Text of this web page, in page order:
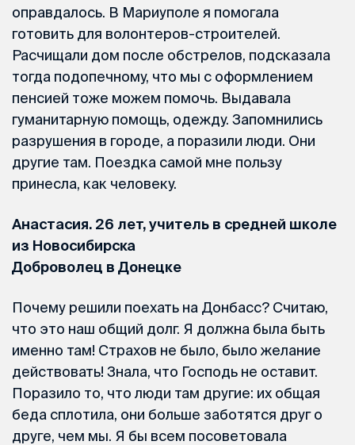
оправдалось. В Мариуполе я помогала
готовить для волонтеров-строителей.
Расчищали дом после обстрелов, подсказала
тогда подопечному, что мы с оформлением
пенсией тоже можем помочь. Выдавала
гуманитарную помощь, одежду. Запомнились
разрушения в городе, а поразили люди. Они
другие там. Поездка самой мне пользу
принесла, как человеку.
Анастасия. 26 лет, учитель в средней школе
из Новосибирска
Доброволец в Донецке
Почему решили поехать на Донбасс? Считаю,
что это наш общий долг. Я должна была быть
именно там! Страхов не было, было желание
действовать! Знала, что Господь не оставит.
Поразило то, что люди там другие: их общая
беда сплотила, они больше заботятся друг о
друге, чем мы. Я бы всем посоветовала